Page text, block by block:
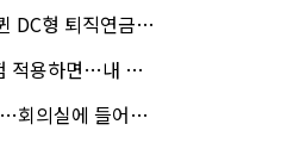
연금…전문가 조언은
…내 간병보험은?
들어온 신한금융 AI